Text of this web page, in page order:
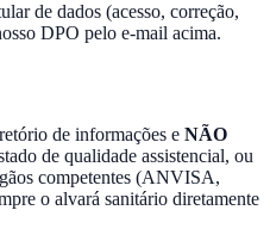
de dados (acesso, correção,
DPO pelo e-mail acima.
de informações e NÃO
de qualidade assistencial, ou
competentes (ANVISA,
o alvará sanitário diretamente